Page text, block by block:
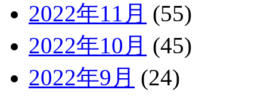
2022年11月 (55)
2022年10月 (45)
2022年9月 (24)